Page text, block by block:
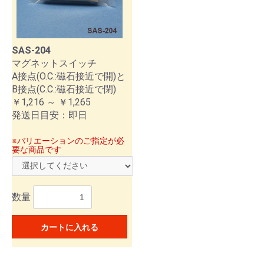
SAS-204
マグネットスイッチ
A接点(O.C.:磁石接近で開)と
B接点(C.C.:磁石接近で閉)
￥1,216 ～ ￥1,265
発送日目安：即日
※バリエーションのご指定が必
要な商品です
数量
カートに入れる